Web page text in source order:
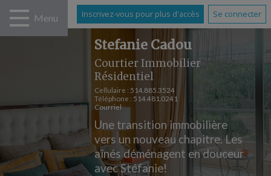
Inscrivez-vous pour plus d'accès Se connecter
Stefanie Cadou
Courtier Immobilier
Résidentiel
Cellulaire : 514.885.3524
Téléphone : 514.481.0241
Courriel
Une transition immobilière
vers un nouveau chapitre. Les
aînés déménagent en douceur
avec Stéfanie!
Menu